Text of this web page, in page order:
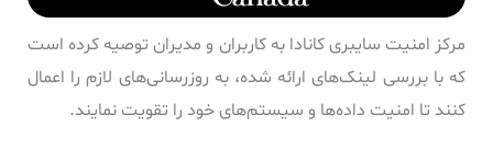
مرکز امنیت سایبری کانادا به کاربران و مدیران توصیه کرده است
که با بررسی لینک‌های ارائه شده، به روزرسانی‌های لازم را اعمال
کنند تا امنیت داده‌ها و سیستم‌های خود را تقویت نمایند.